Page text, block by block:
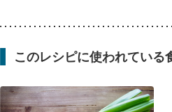
このレシピに使われている